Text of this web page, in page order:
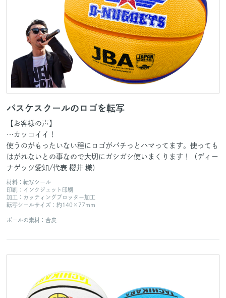
バスケスクールのロゴを転写
【お客様の声】
…カッコイイ！
使うのがもったいない程にロゴがバチっとハマってます。使っても
はがれないとの事なので大切にガシガシ使いまくります！（ディー
ナゲッツ愛知/代表 櫻井 様）
材料：転写シール
印刷：インクジェット印刷
加工：カッティングプロッター加工
転写シールサイズ：約140×77mm
ボールの素材：合皮